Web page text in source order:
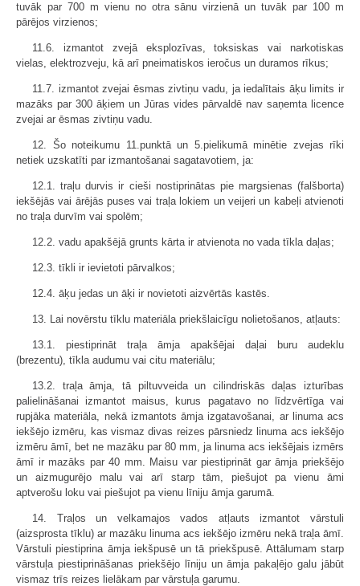
tuvāk par 700 m vienu no otra sānu virzienā un tuvāk par 100 m
pārējos virzienos;
11.6. izmantot zvejā eksplozīvas, toksiskas vai narkotiskas
vielas, elektrozveju, kā arī pneimatiskos ieročus un duramos rīkus;
11.7. izmantot zvejai ēsmas zivtiņu vadu, ja iedalītais āķu limits ir
mazāks par 300 āķiem un Jūras vides pārvaldē nav saņemta licence
zvejai ar ēsmas zivtiņu vadu.
12. Šo noteikumu 11.punktā un 5.pielikumā minētie zvejas rīki
netiek uzskatīti par izmantošanai sagatavotiem, ja:
12.1. traļu durvis ir cieši nostiprinātas pie margsienas (falšborta)
iekšējās vai ārējās puses vai traļa lokiem un veijeri un kabeļi atvienoti
no traļa durvīm vai spolēm;
12.2. vadu apakšējā grunts kārta ir atvienota no vada tīkla daļas;
12.3. tīkli ir ievietoti pārvalkos;
12.4. āķu jedas un āķi ir novietoti aizvērtās kastēs.
13. Lai novērstu tīklu materiāla priekšlaicīgu nolietošanos, atļauts:
13.1. piestiprināt traļa āmja apakšējai daļai buru audeklu
(brezentu), tīkla audumu vai citu materiālu;
13.2. traļa āmja, tā piltuvveida un cilindriskās daļas izturības
palielināšanai izmantot maisus, kurus pagatavo no līdzvērtīga vai
rupjāka materiāla, nekā izmantots āmja izgatavošanai, ar linuma acs
iekšējo izmēru, kas vismaz divas reizes pārsniedz linuma acs iekšējo
izmēru āmī, bet ne mazāku par 80 mm, ja linuma acs iekšējais izmērs
āmī ir mazāks par 40 mm. Maisu var piestiprināt gar āmja priekšējo
un aizmugurējo malu vai arī starp tām, piešujot pa vienu āmi
aptverošu loku vai piešujot pa vienu līniju āmja garumā.
14. Traļos un velkamajos vados atļauts izmantot vārstuli
(aizsprosta tīklu) ar mazāku linuma acs iekšējo izmēru nekā traļa āmī.
Vārstuli piestiprina āmja iekšpusē un tā priekšpusē. Attālumam starp
vārstuļa piestiprināšanas priekšējo līniju un āmja pakaļējo galu jābūt
vismaz trīs reizes lielākam par vārstuļa garumu.